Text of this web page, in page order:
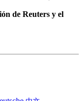
de Reuters y el